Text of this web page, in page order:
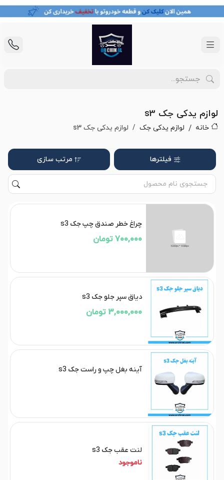
لوازم یدکی جک s3
خانه لوازم یدکی جک لوازم یدکی جک s3
فیلترها مرتب سازی
چراغ خطر صندق چپ جک s3
700,000 تومان
دیاق سپر جلو جک s3
3,000,000 تومان
آینه بغل چپ و راست جک s3
لنت عقب جک s3
ناموجود